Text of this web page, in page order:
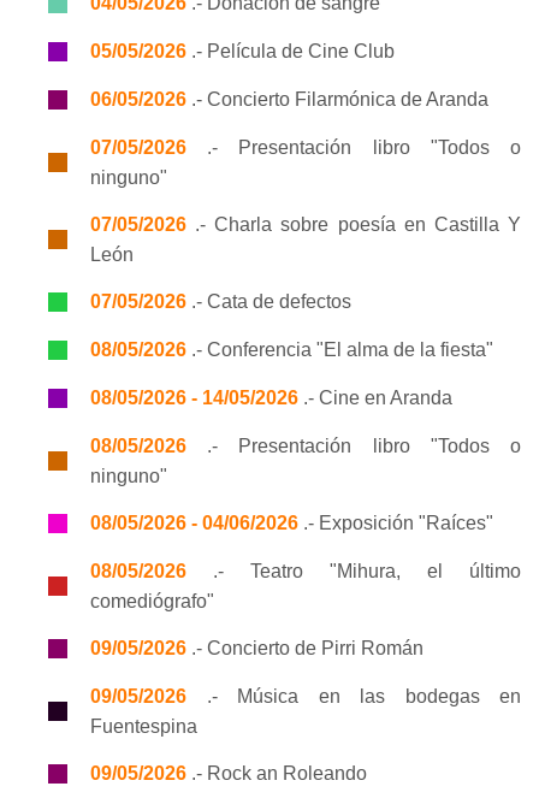
05/05/2026 .- Película de Cine Club
06/05/2026 .- Concierto Filarmónica de Aranda
07/05/2026 .- Presentación libro "Todos o
ninguno"
07/05/2026 .- Charla sobre poesía en Castilla Y
León
07/05/2026 .- Cata de defectos
08/05/2026 .- Conferencia "El alma de la fiesta"
08/05/2026 - 14/05/2026 .- Cine en Aranda
08/05/2026 .- Presentación libro "Todos o
ninguno"
08/05/2026 - 04/06/2026 .- Exposición "Raíces"
08/05/2026 .- Teatro "Mihura, el último
comediógrafo"
09/05/2026 .- Concierto de Pirri Román
09/05/2026 .- Música en las bodegas en
Fuentespina
09/05/2026 .- Rock an Roleando